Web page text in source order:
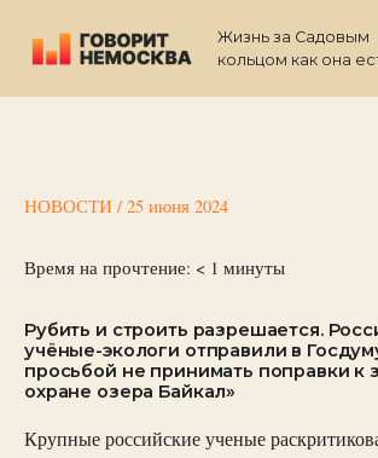
содержимому
Жизнь за Садовым
кольцом как она
НОВОСТИ / 25 июня 2024
Время на прочтение: < 1 минуты
Рубить и строить разрешается.
учёные-экологи отправили в
просьбой не принимать поправки к
охране озера Байкал»
Крупные российские ученые